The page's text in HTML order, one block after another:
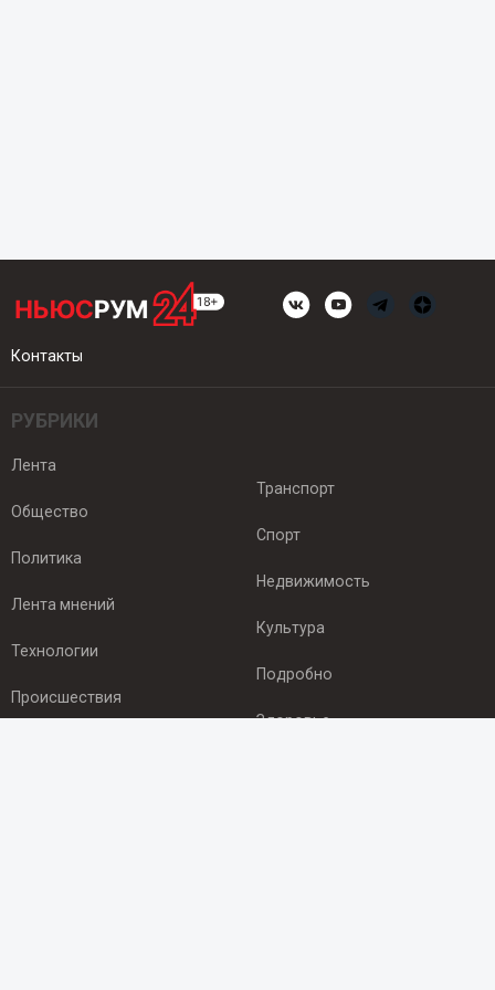
Контакты
РУБРИКИ
Лента
Общество
Политика
Лента мнений
Технологии
Происшествия
Транспорт
Спорт
Недвижимость
Культура
Подробно
Здоровье